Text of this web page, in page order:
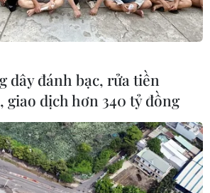
MỤC
KOC trong xây
văn minh, an
dây đánh bạc, rửa tiền
giao dịch hơn 340 tỷ đồng